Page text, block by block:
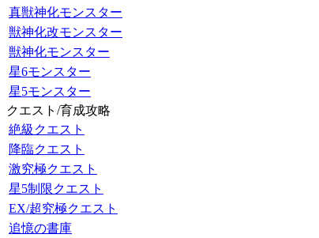
真獣神化モンスター
獣神化改モンスター
獣神化モンスター
星6モンスター
星5モンスター
クエスト/育成攻略
絶級クエスト
降臨クエスト
激究極クエスト
星5制限クエスト
EX/超究極クエスト
追憶の書庫